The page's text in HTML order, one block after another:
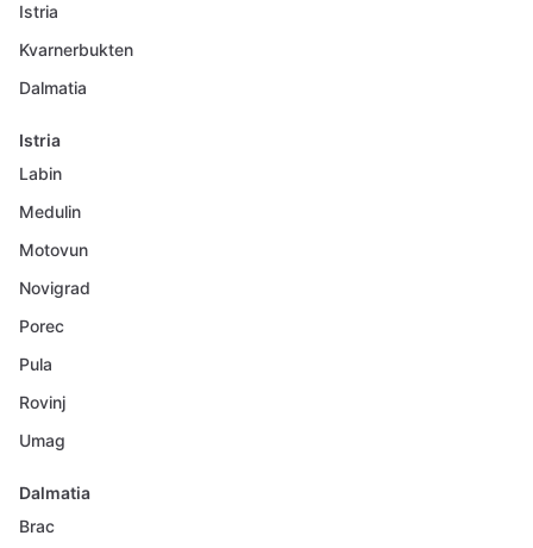
Istria
Kvarnerbukten
Dalmatia
Istria
Labin
Medulin
Motovun
Novigrad
Porec
Pula
Rovinj
Umag
Dalmatia
Brac